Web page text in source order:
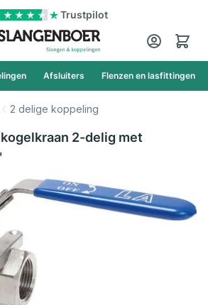
Trustpilot
Cart
Afsluiters Flenzen en lasfittingen
2 delige koppeling
2-delig met